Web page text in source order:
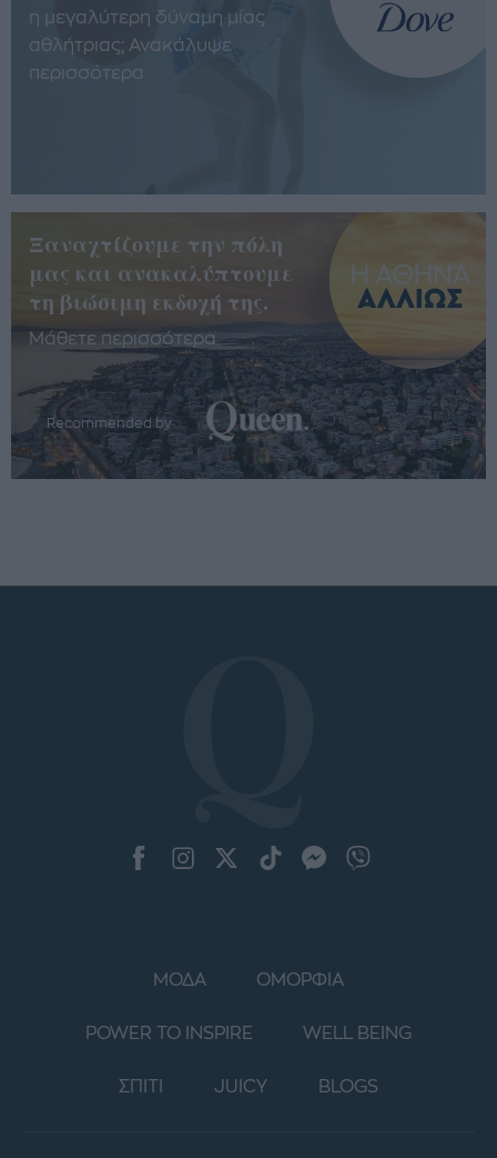
η μεγαλύτερη δύναμη μίας
αθλήτριας; Ανακάλυψε
περισσότερα
Ξαναχτίζουμε την πόλη
μας και ανακαλύπτουμε
τη βιώσιμη εκδοχή της.
Μάθετε περισσότερα
Recommended by
ΜΟΔΑ ΟΜΟΡΦΙΑ
POWER TO INSPIRE WELL BEING
ΣΠΙΤΙ JUICY BLOGS